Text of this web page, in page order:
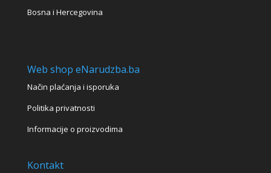
Bosna i Hercegovina
Web shop eNarudzba.ba
Način plaćanja i isporuka
Politika privatnosti
Informacije o proizvodima
Kontakt